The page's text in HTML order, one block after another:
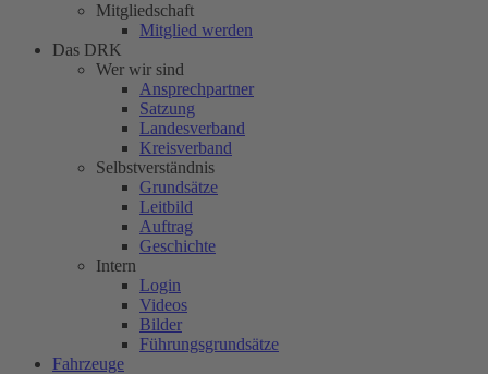
Mitgliedschaft
Mitglied werden
Das DRK
Wer wir sind
Ansprechpartner
Satzung
Landesverband
Kreisverband
Selbstverständnis
Grundsätze
Leitbild
Auftrag
Geschichte
Intern
Login
Videos
Bilder
Führungsgrundsätze
Fahrzeuge